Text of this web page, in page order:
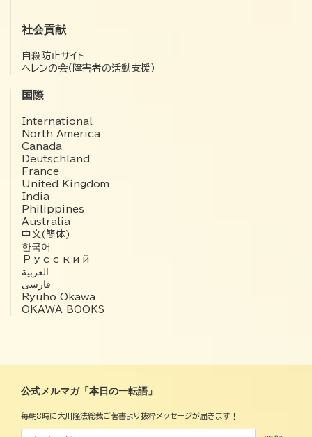
社会貢献
自殺防止サイト
ヘレンの会（障害者の活動支援）
国際
International
North America
Canada
Deutschland
France
United Kingdom
India
Philippines
Australia
中文(簡体)
한국어
Русский
العربية‏
فارسی
Ryuho Okawa
OKAWA BOOKS
公式メルマガ「本日の一転語」
毎朝8時に大川隆法総裁ご著書より抜粋メッセージが届きます！